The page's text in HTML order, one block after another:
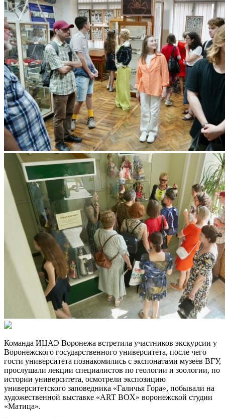
Команда ИЦАЭ Воронежа встретила участников экскурсии у
Воронежского государственного университета, после чего
гости университета познакомились с экспонатами музеев ВГУ,
прослушали лекции специалистов по геологии и зоологии, по
истории университета, осмотрели экспозицию
университетского заповедника «Галичья Гора», побывали на
художественной выставке «ART BOX» воронежской студии
«Матица».